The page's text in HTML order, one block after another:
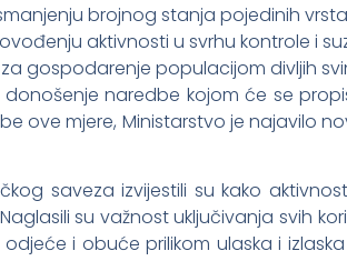
brojnog stanja pojedinih vrsta
aktivnosti u svrhu kontrole i
gospodarenje populacijom divljih
naredbe kojom će se
ove mjere, Ministarstvo je najavilo
saveza izvijestili su kako
su važnost uključivanja svih
i obuće prilikom ulaska i